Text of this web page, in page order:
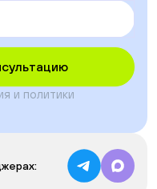
и политики